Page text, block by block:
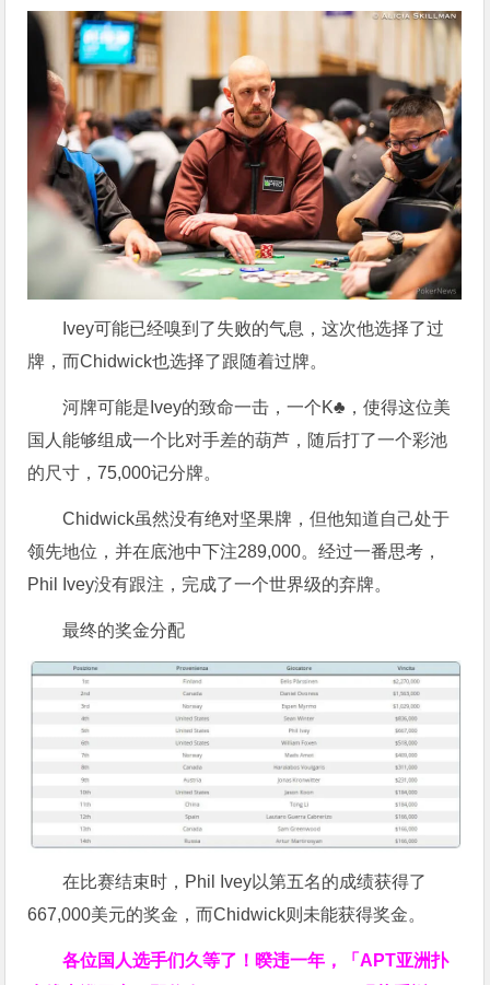
Ivey可能已经嗅到了失败的气息，这次他选择了过
牌，而Chidwick也选择了跟随着过牌。
河牌可能是Ivey的致命一击，一个K♣，使得这位美
国人能够组成一个比对手差的葫芦，随后打了一个彩池
的尺寸，75,000记分牌。
Chidwick虽然没有绝对坚果牌，但他知道自己处于
领先地位，并在底池中下注289,000。经过一番思考，
Phil Ivey没有跟注，完成了一个世界级的弃牌。
最终的奖金分配
在比赛结束时，Phil Ivey以第五名的成绩获得了
667,000美元的奖金，而Chidwick则未能获得奖金。
各位国人选手们久等了！暌违一年，「APT亚洲扑